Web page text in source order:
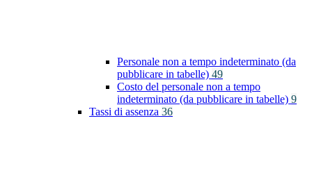
Personale non a tempo indeterminato (da
pubblicare in tabelle) 49
Costo del personale non a tempo
indeterminato (da pubblicare in tabelle) 9
Tassi di assenza 36